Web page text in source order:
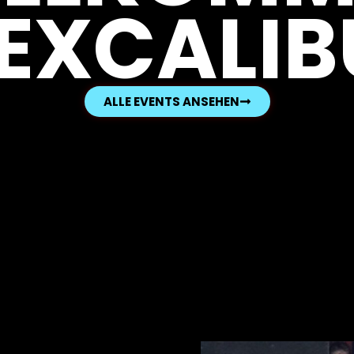
ALLE EVENTS ANSEHEN